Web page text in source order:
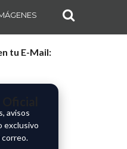
tu E-Mail:
avisos
exclusivo